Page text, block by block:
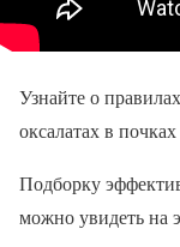
Узнайте о
оксалатах в
Подборку
можно увидеть на